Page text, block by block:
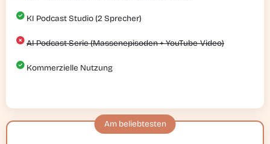
KI Podcast Studio (2 Sprecher)
AI Podcast-Serie (Massenepisoden + YouTube-Video)
Kommerzielle Nutzung